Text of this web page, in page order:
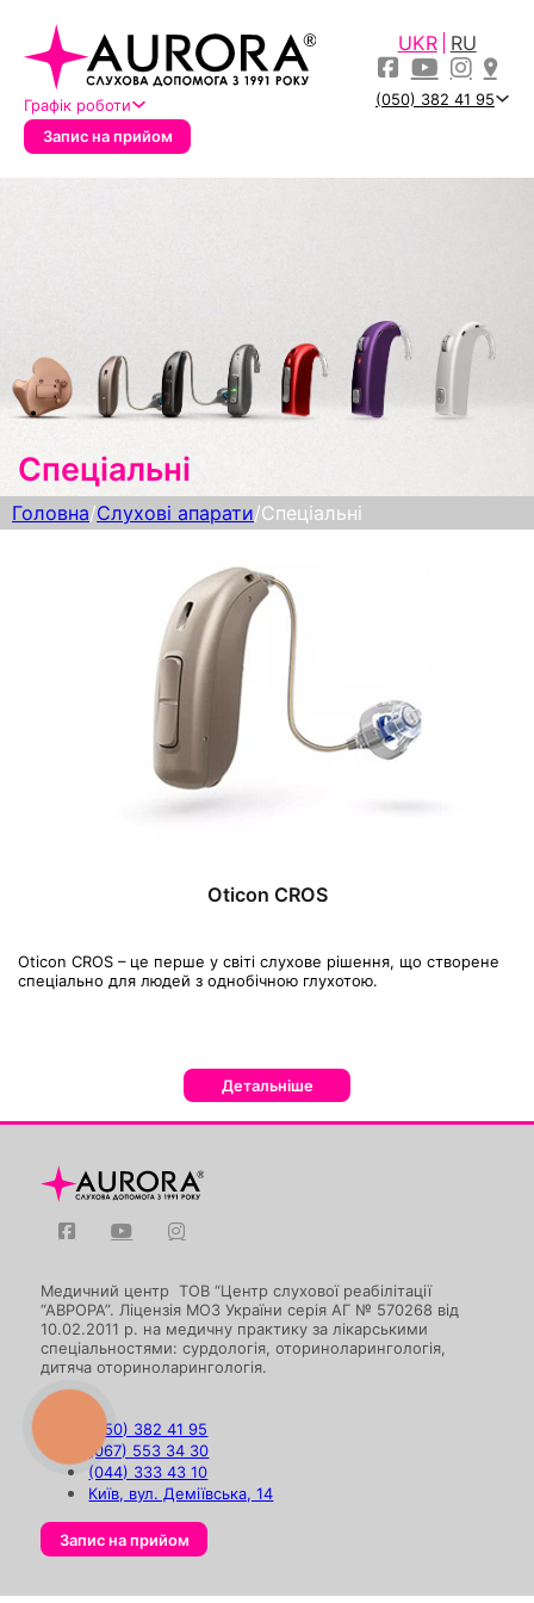
UKR RU
Графік роботи
(050) 382 41 95
Запис на прийом
Спеціальні
Головна/Слухові апарати/Спеціальні
Oticon CROS
Oticon CROS – це перше у світі слухове рішення, що створене
спеціально для людей з однобічною глухотою.
Детальніше
Медичний центр ТОВ “Центр слухової реабілітації
“АВРОРА”. Ліцензія МОЗ України серія АГ № 570268 від
10.02.2011 р. на медичну практику за лікарськими
спеціальностями: сурдологія, оториноларингологія,
дитяча оториноларингологія.
(050) 382 41 95
(067) 553 34 30
(044) 333 43 10
Київ, вул. Деміївська, 14
Запис на прийом